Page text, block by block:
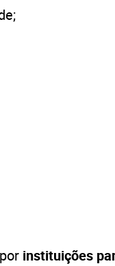
instituições